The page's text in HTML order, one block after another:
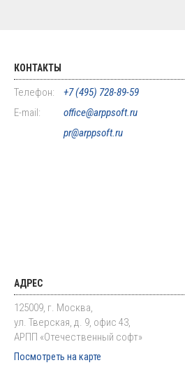
КОНТАКТЫ
Телефон:
+7 (495) 728-89-59
E-mail:
office@arppsoft.ru
pr@arppsoft.ru
АДРЕС
125009, г. Москва,
ул. Тверская, д. 9, офис 43,
АРПП «Отечественный софт»
Посмотреть на карте